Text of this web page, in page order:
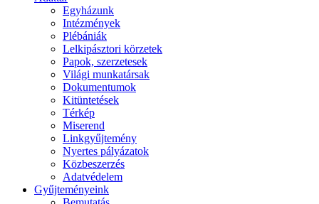
Egyházunk
Intézmények
Plébániák
Lelkipásztori körzetek
Papok, szerzetesek
Világi munkatársak
Dokumentumok
Kitüntetések
Térkép
Miserend
Linkgyűjtemény
Nyertes pályázatok
Közbeszerzés
Adatvédelem
Gyűjteményeink